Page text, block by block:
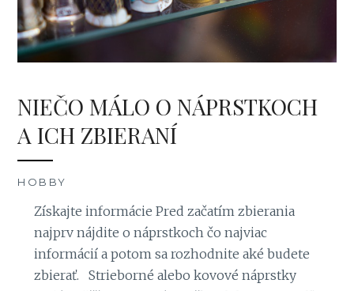
NIEČO MÁLO O NÁPRSTKOCH
A ICH ZBIERANÍ
HOBBY
Získajte informácie Pred začatím zbierania
najprv nájdite o náprstkoch čo najviac
informácií a potom sa rozhodnite aké budete
zbierať. Strieborné alebo kovové náprstky